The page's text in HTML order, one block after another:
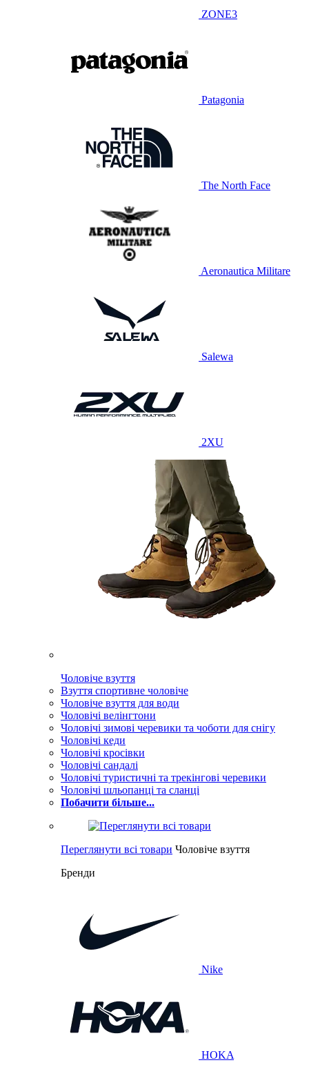
ZONE3
Patagonia
The North Face
Aeronautica Militare
Salewa
2XU
Чоловіче взуття
Взуття спортивне чоловіче
Чоловіче взуття для води
Чоловічі велінгтони
Чоловічі зимові черевики та чоботи для снігу
Чоловічі кеди
Чоловічі кросівки
Чоловічі сандалі
Чоловічі туристичні та трекінгові черевики
Чоловічі шльопанці та сланці
Побачити більше...
Переглянути всі товари Чоловіче взуття
Бренди
Nike
HOKA